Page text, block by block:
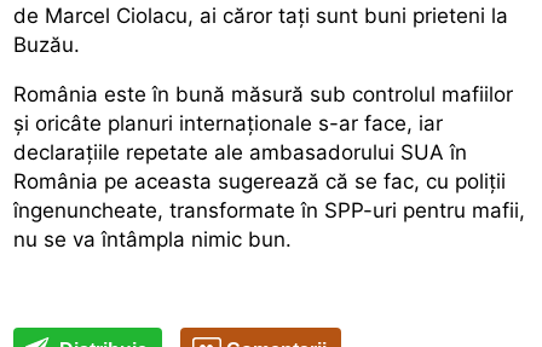
de Marcel Ciolacu, ai căror tați sunt buni prieteni la
Buzău.
România este în bună măsură sub controlul mafiilor
și oricâte planuri internaționale s-ar face, iar
declarațiile repetate ale ambasadorului SUA în
România pe aceasta sugerează că se fac, cu poliții
îngenuncheate, transformate în SPP-uri pentru mafii,
nu se va întâmpla nimic bun.